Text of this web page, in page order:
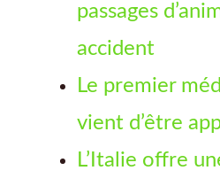
passages
accident
Le premier
vient d’être
L’Italie offre